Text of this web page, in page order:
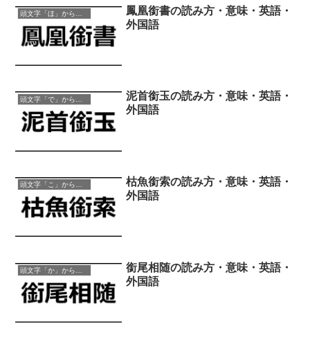
鳳凰銜書の読み方・意味・英語・
外国語
泥首銜玉の読み方・意味・英語・
外国語
頭文字「こ」から始まる四字熟語
枯魚銜索の読み方・意味・英語・
外国語
銜尾相随の読み方・意味・英語・
外国語